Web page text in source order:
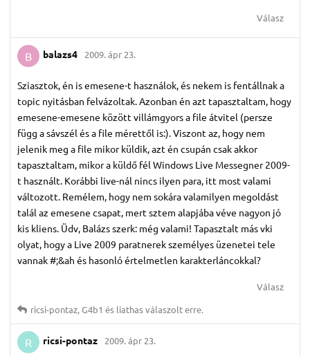
Válasz
B balazs4 2009. ápr 23.
Sziasztok, én is emesene-t használok, és nekem is fentállnak a
topic nyitásban felvázoltak. Azonban én azt tapasztaltam, hogy
emesene-emesene között villámgyors a file átvitel (persze
függ a sávszél és a file mérettől is:). Viszont az, hogy nem
jelenik meg a file mikor küldik, azt én csupán csak akkor
tapasztaltam, mikor a küldő fél Windows Live Messegner 2009-
t használt. Korábbi live-nál nincs ilyen para, itt most valami
változott. Remélem, hogy nem sokára valamilyen megoldást
talál az emesene csapat, mert sztem alapjába véve nagyon jó
kis kliens. Üdv, Balázs szerk: még valami! Tapasztalt más vki
olyat, hogy a Live 2009 paratnerek személyes üzenetei tele
vannak #;&ah és hasonló értelmetlen karakterláncokkal?
Válasz
ricsi-pontaz,G4b1 és liathasválaszolt erre.
R ricsi-pontaz 2009. ápr 23.